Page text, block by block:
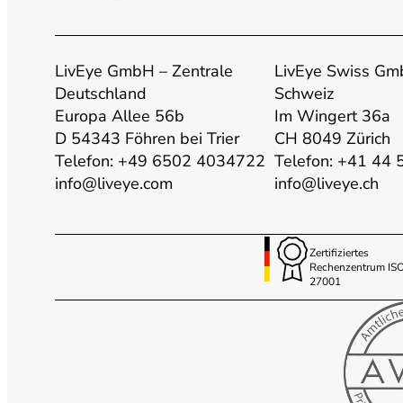
4. Optimierung der Sicherheit von Mitarbeitern:
Lagerflächen überwacht werden, fühlen sich
produktivität steigern.
5. Effiziente Ressourcennutzung:
vor Ort zu haben, können Kameras strategisch
umfassenden Schutz.
6. Datenschutzkonformität: Bei der Einrichtung von
Datenschutzbestimmungen entsprechen. Dies kann
gesetzlichen Vorgaben erreicht werden.
Die Videoüberwachung von Lagerflächen ist nicht
zur Sicherung von Vermögenswerten und zur
investieren, um die Sicherheit ihrer Lagerflächen zu
LivEye GmbH – Zentrale
Deutschland
Europa Allee 56b
D 54343 Föhren bei Trier
Telefon: +49 6502 4034722
info@liveye.com
LivEye Swiss
Schweiz
Im Wingert 36a
CH 8049 Zürich
Telefon: +41 44
info@liveye.ch
Zertifiziertes
Rechenzentrum
27001